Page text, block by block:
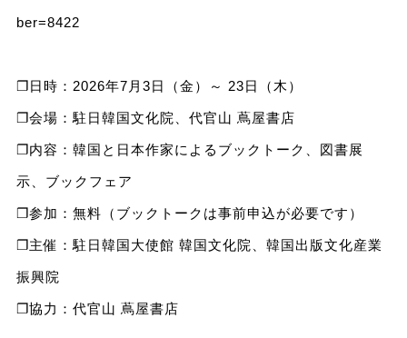
ber=8422
❐日時：2026年7月3日（金）～ 23日（木）
❐会場：駐日韓国文化院、代官山 蔦屋書店
❐内容：韓国と日本作家によるブックトーク、図書展
示、ブックフェア
❐参加：無料（ブックトークは事前申込が必要です）
❐主催：駐日韓国大使館 韓国文化院、韓国出版文化産業
振興院
❐協力：代官山 蔦屋書店